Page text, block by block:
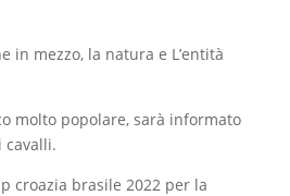
in mezzo, la natura e L’entità
molto popolare, sarà informato
cavalli.
croazia brasile 2022 per la